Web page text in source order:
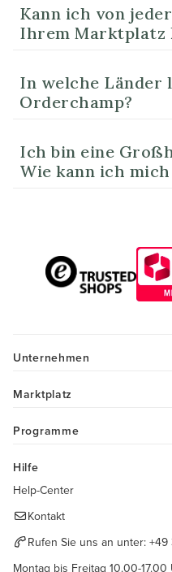
Kann ich von
Ihrem Marktplatz
In welche Länder
Orderchamp?
Ich bin eine
Wie kann ich mich
Unternehmen
Marktplatz
Programme
Hilfe
Help-Center
Kontakt
Rufen Sie uns an unter: +49
Montag bis Freitag 10.00-17.00